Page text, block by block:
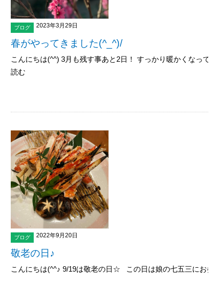
ブログ 2023年3月29日
春がやってきました(^_^)/
こんにちは(^^) 3月も残す事あと2日！ すっかり暖かくなって
読む
ブログ 2022年9月20日
敬老の日♪
こんにちは(^^♪ 9/19は敬老の日☆ この日は娘の七五三にお参